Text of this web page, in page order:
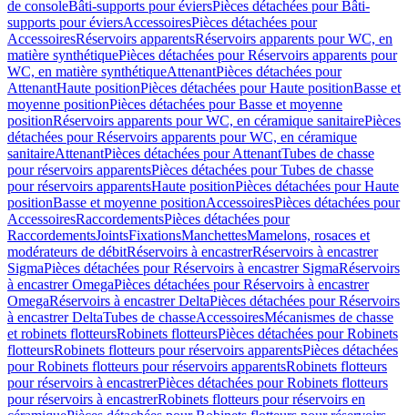
de consoleBâti-supports pour éviersPièces détachées pour Bâti-
supports pour éviersAccessoiresPièces détachées pour
AccessoiresRéservoirs apparentsRéservoirs apparents pour WC, en
matière synthétiquePièces détachées pour Réservoirs apparents pour
WC, en matière synthétiqueAttenantPièces détachées pour
AttenantHaute positionPièces détachées pour Haute positionBasse et
moyenne positionPièces détachées pour Basse et moyenne
positionRéservoirs apparents pour WC, en céramique sanitairePièces
détachées pour Réservoirs apparents pour WC, en céramique
sanitaireAttenantPièces détachées pour AttenantTubes de chasse
pour réservoirs apparentsPièces détachées pour Tubes de chasse
pour réservoirs apparentsHaute positionPièces détachées pour Haute
positionBasse et moyenne positionAccessoiresPièces détachées pour
AccessoiresRaccordementsPièces détachées pour
RaccordementsJointsFixationsManchettesMamelons, rosaces et
modérateurs de débitRéservoirs à encastrerRéservoirs à encastrer
SigmaPièces détachées pour Réservoirs à encastrer SigmaRéservoirs
à encastrer OmegaPièces détachées pour Réservoirs à encastrer
OmegaRéservoirs à encastrer DeltaPièces détachées pour Réservoirs
à encastrer DeltaTubes de chasseAccessoiresMécanismes de chasse
et robinets flotteursRobinets flotteursPièces détachées pour Robinets
flotteursRobinets flotteurs pour réservoirs apparentsPièces détachées
pour Robinets flotteurs pour réservoirs apparentsRobinets flotteurs
pour réservoirs à encastrerPièces détachées pour Robinets flotteurs
pour réservoirs à encastrerRobinets flotteurs pour réservoirs en